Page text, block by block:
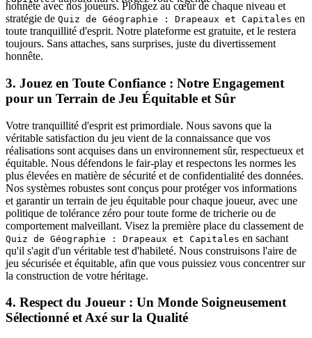
honnête avec nos joueurs. Plongez au cœur de chaque niveau et
stratégie de Quiz de Géographie : Drapeaux et Capitales en
toute tranquillité d'esprit. Notre plateforme est gratuite, et le restera
toujours. Sans attaches, sans surprises, juste du divertissement
honnête.
3. Jouez en Toute Confiance : Notre Engagement
pour un Terrain de Jeu Équitable et Sûr
Votre tranquillité d'esprit est primordiale. Nous savons que la
véritable satisfaction du jeu vient de la connaissance que vos
réalisations sont acquises dans un environnement sûr, respectueux et
équitable. Nous défendons le fair-play et respectons les normes les
plus élevées en matière de sécurité et de confidentialité des données.
Nos systèmes robustes sont conçus pour protéger vos informations
et garantir un terrain de jeu équitable pour chaque joueur, avec une
politique de tolérance zéro pour toute forme de tricherie ou de
comportement malveillant. Visez la première place du classement de
Quiz de Géographie : Drapeaux et Capitales en sachant
qu'il s'agit d'un véritable test d'habileté. Nous construisons l'aire de
jeu sécurisée et équitable, afin que vous puissiez vous concentrer sur
la construction de votre héritage.
4. Respect du Joueur : Un Monde Soigneusement
Sélectionné et Axé sur la Qualité